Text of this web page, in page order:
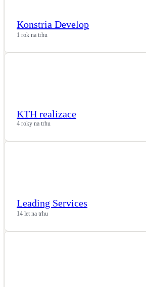
Konstria Develop
1 rok na trhu
KTH realizace
4 roky na trhu
Leading Services
14 let na trhu